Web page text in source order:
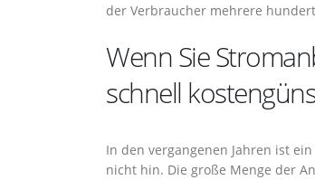
der Verbraucher mehrere
Wenn Sie
schnell
In den vergangenen Jahren ist
nicht hin. Die große Menge der